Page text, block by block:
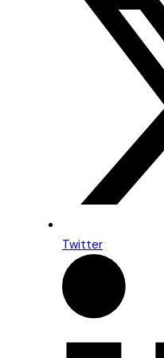
Twitter